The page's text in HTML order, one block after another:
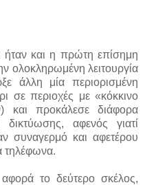
και η πρώτη επίσημη
ολοκληρωμένη λειτουργία
άλλη μία περιορισμένη
σε περιοχές με «κόκκινο
και προκάλεσε διάφορα
αφενός γιατί
συναγερμό και αφετέρου
τηλέφωνα.
το δεύτερο σκέλος,